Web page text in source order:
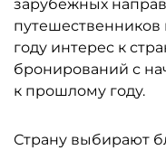
зарубежных
путешественников
году интерес к
бронирований с
к прошлому году.
Страну выбирают